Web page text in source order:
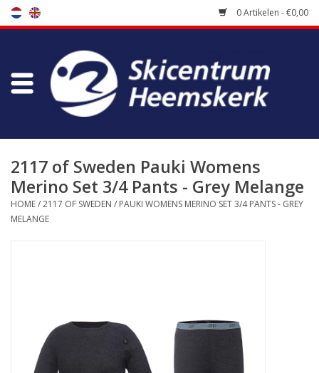
0 Artikelen - €0,00
Winkel
Bootfitting
Onderhoud
2117 of Sweden Pauki Womens
Merino Set 3/4 Pants - Grey Melange
HOME/2117 OF SWEDEN / PAUKI WOMENS MERINO SET 3/4 PANTS - GREY
MELANGE